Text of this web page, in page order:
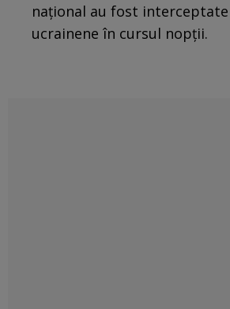
național au fost interceptate
ucrainene în cursul nopții.